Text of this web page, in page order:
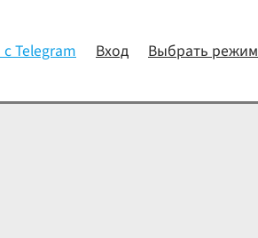
Telegram Вход Выбрать режим